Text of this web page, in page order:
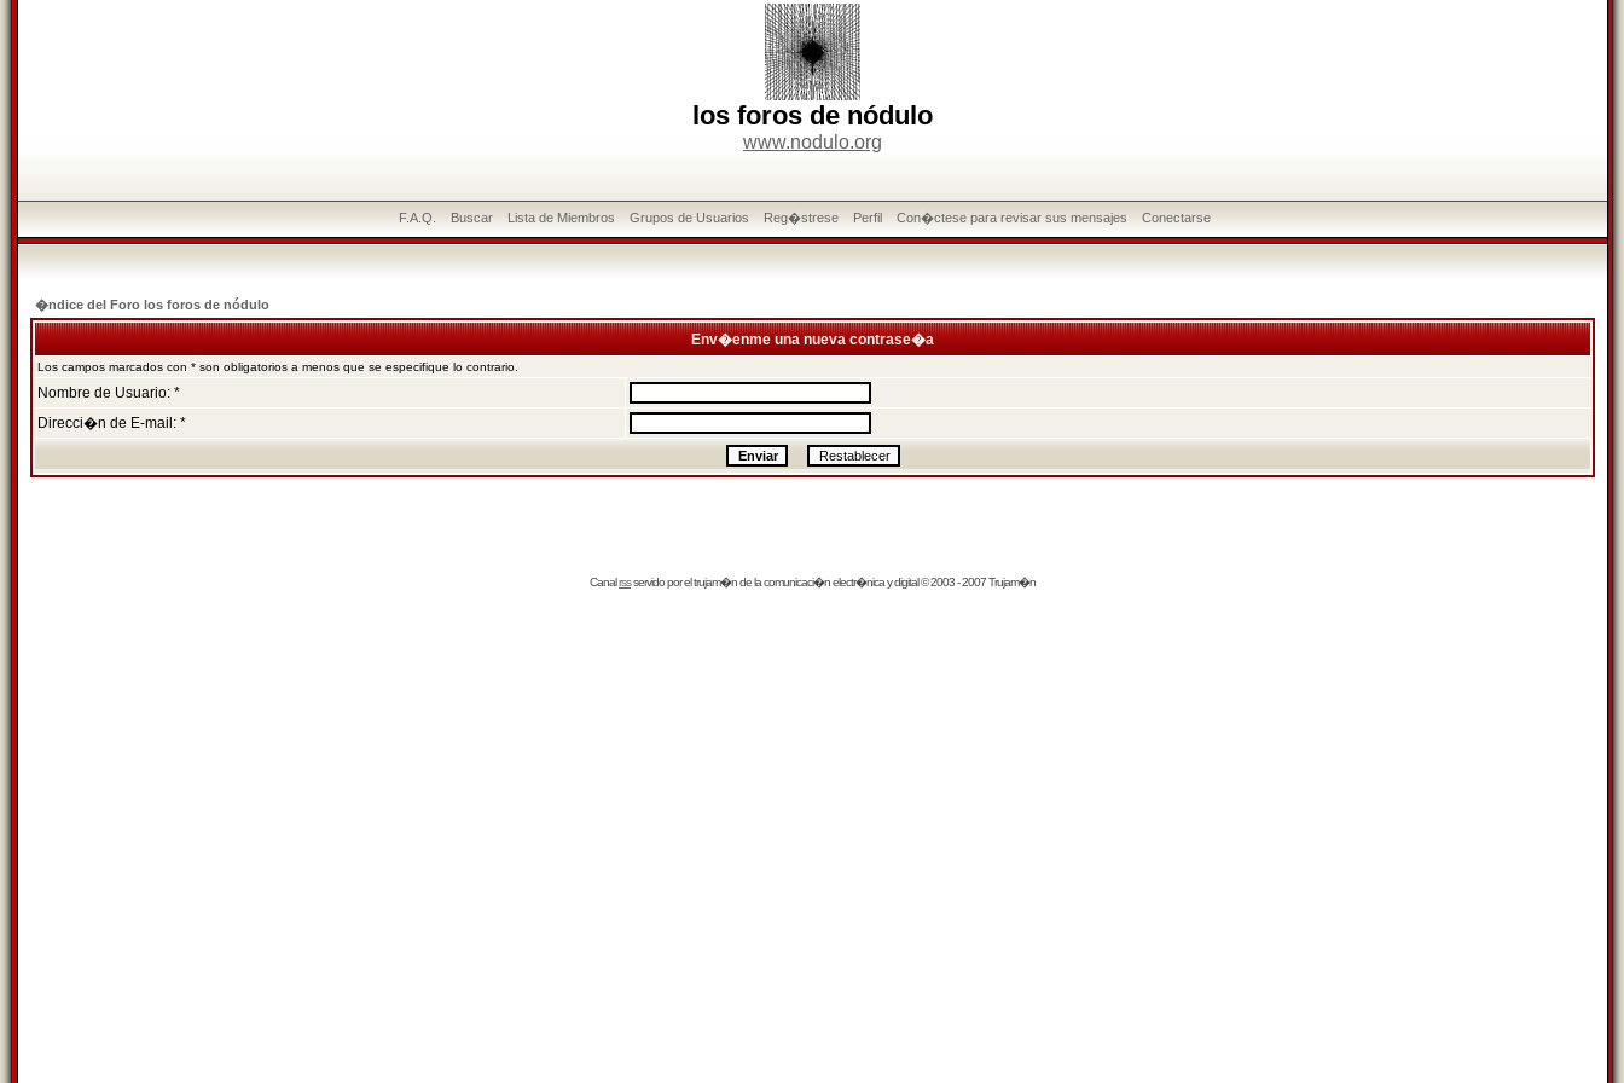
los foros de nódulo
www.nodulo.org
F.A.Q. Buscar Lista de Miembros Grupos de Usuarios Reg�strese Perfil Con�ctese para revisar sus mensajes Conectarse
�ndice del Foro los foros de nódulo
Env�enme una nueva contrase�a
Los campos marcados con * son obligatorios a menos que se especifique lo contrario.
Nombre de Usuario: *
Direcci�n de E-mail: *
Canalrssservido por eltrujam�nde la comunicaci�n electr�nica y digital © 2003 - 2007 Trujam�n